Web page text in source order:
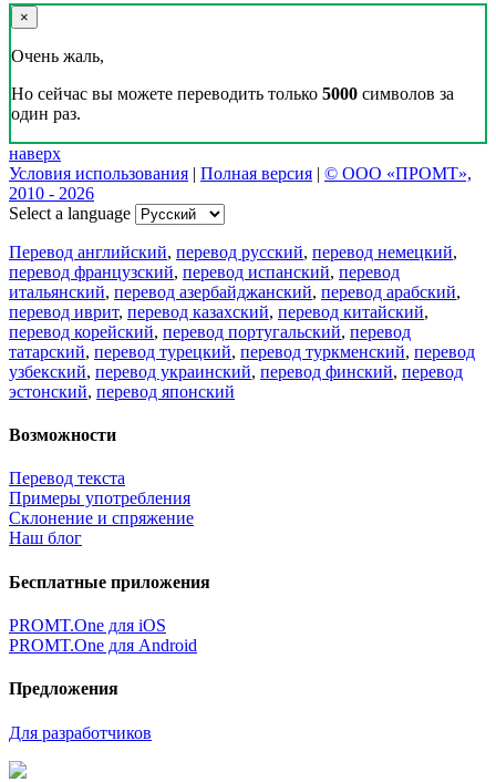
×
Очень жаль,
Но сейчас вы можете переводить только 5000 символов за
один раз.
наверх
Условия использования | Полная версия | © ООО «ПРОМТ»,
2010 - 2026
Select a language
Перевод английский, перевод русский, перевод немецкий,
перевод французский, перевод испанский, перевод
итальянский, перевод азербайджанский, перевод арабский,
перевод иврит, перевод казахский, перевод китайский,
перевод корейский, перевод португальский, перевод
татарский, перевод турецкий, перевод туркменский, перевод
узбекский, перевод украинский, перевод финский, перевод
эстонский, перевод японский
Возможности
Перевод текста
Примеры употребления
Склонение и спряжение
Наш блог
Бесплатные приложения
PROMT.One для iOS
PROMT.One для Android
Предложения
Для разработчиков